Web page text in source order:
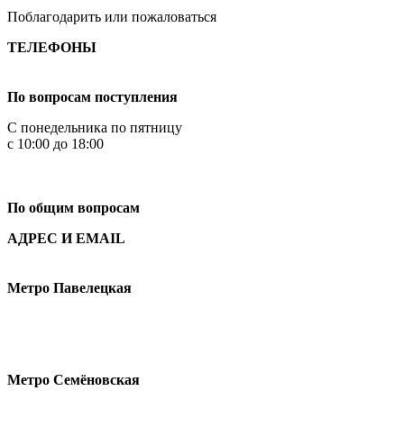
Поблагодарить или пожаловаться
ТЕЛЕФОНЫ
По вопросам поступления
С понедельника по пятницу
с 10:00 до 18:00
По общим вопросам
АДРЕС И EMAIL
Метро Павелецкая
Метро Семёновская